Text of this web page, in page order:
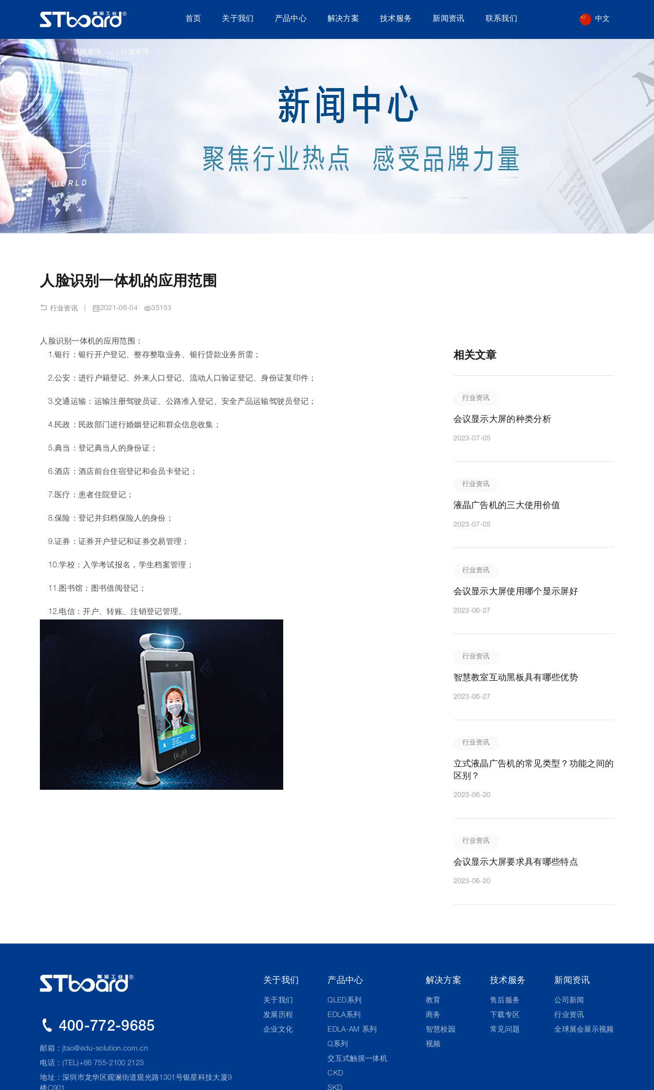
首页 关于我们 产品中心 解决方案 技术服务 新闻资讯 联系我们 中文
首页 新闻资讯 行业资讯
人脸识别一体机的应用范围
行业资讯 2021-06-04 35153
人脸识别一体机的应用范围：
1.银行：银行开户登记、整存整取业务、银行贷款业务所需；
2.公安：进行户籍登记、外来人口登记、流动人口验证登记、身份证复印件；
3.交通运输：运输注册驾驶员证、公路准入登记、安全产品运输驾驶员登记；
4.民政：民政部门进行婚姻登记和群众信息收集；
5.典当：登记典当人的身份证；
6.酒店：酒店前台住宿登记和会员卡登记；
7.医疗：患者住院登记；
8.保险：登记并归档保险人的身份；
9.证券：证券开户登记和证券交易管理；
10.学校：入学考试报名，学生档案管理；
11.图书馆：图书借阅登记；
12.电信：开户、转账、注销登记管理。
相关文章
行业资讯
会议显示大屏的种类分析
2023-07-05
行业资讯
液晶广告机的三大使用价值
2023-07-05
行业资讯
会议显示大屏使用哪个显示屏好
2023-06-27
行业资讯
智慧教室互动黑板具有哪些优势
2023-06-27
行业资讯
立式液晶广告机的常见类型？功能之间的
区别？
2023-06-20
行业资讯
会议显示大屏要求具有哪些特点
2023-06-20
400-772-9685
邮箱： jtao@edu-solution.com.cn
电话：(TEL)+86 755-2100 2123
地址：深圳市龙华区观澜街道观光路1301号银星科技大厦9
关于我们
关于我们
发展历程
企业文化
产品中心
QLED系列
EDLA系列
EDLA-AM 系列
Q系列
交互式触摸一体机
CKD
SKD
解决方案
教育
商务
智慧校园
视频
技术服务
售后服务
下载专区
常见问题
新闻资讯
公司新闻
行业资讯
全球展会展示视频